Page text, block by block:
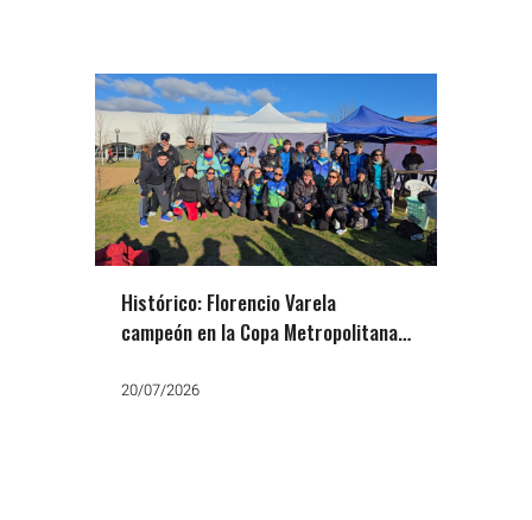
Histórico: Florencio Varela
campeón en la Copa Metropolitana
20/07/2026